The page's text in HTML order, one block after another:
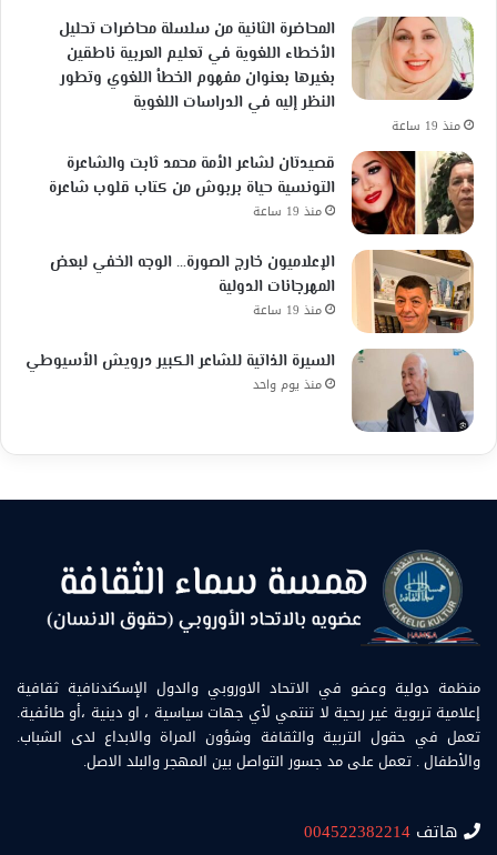
المحاضرة الثانية من سلسلة محاضرات تحليل
الأخطاء اللغوية في تعليم العربية ناطقين
بغيرها بعنوان مفهوم الخطأ اللغوي وتطور
النظر إليه في الدراسات اللغوية
منذ 19 ساعة
قصيدتان لشاعر الأمة محمد ثابت والشاعرة
التونسية حياة بربوش من كتاب قلوب شاعرة
منذ 19 ساعة
الإعلاميون خارج الصورة… الوجه الخفي لبعض
المهرجانات الدولية
منذ 19 ساعة
السيرة الذاتية للشاعر الكبير درويش الأسيوطي
منذ يوم واحد
منظمة دولية وعضو في الاتحاد الاوروبي والدول الإسكندنافية ثقافية
إعلامية تربوية غير ربحية لا تنتمي لأي جهات سياسية ، او دينية ،أو طائفية.
تعمل في حقول التربية والثقافة وشؤون المراة والابداع لدى الشباب.
والأطفال . تعمل على مد جسور التواصل بين المهجر والبلد الاصل.
هاتف 004522382214